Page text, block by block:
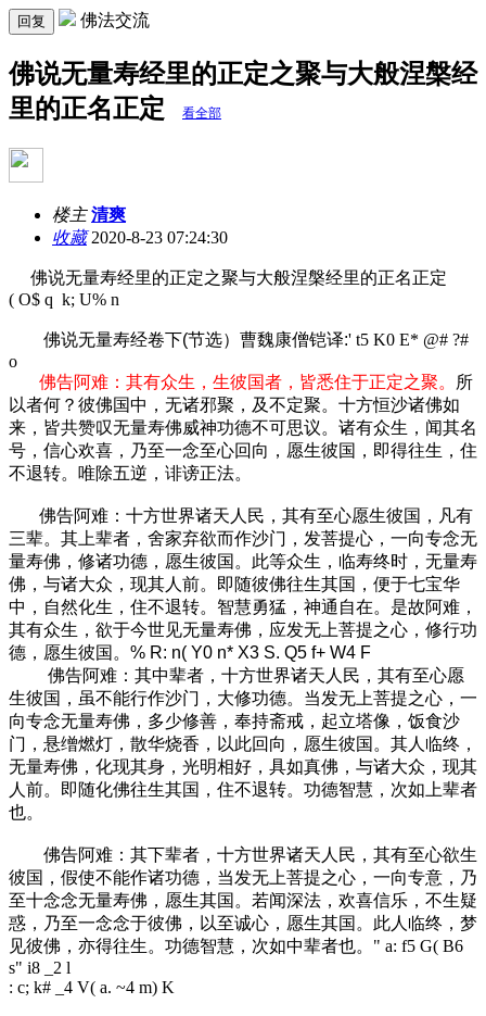
回复 佛法交流
佛说无量寿经里的正定之聚与大般涅槃经
里的正名正定
看全部
楼主 清爽
收藏2020-8-23 07:24:30
佛说无量寿经里的正定之聚与大般涅槃经里的正名正定
( O$ q k; U% n
佛说无量寿经卷下(节选）曹魏康僧铠译:' t5 K0 E* @# ?#
o
佛告阿难：其有众生，生彼国者，皆悉住于正定之聚。
所
以者何？彼佛国中，无诸邪聚，及不定聚。十方恒沙诸佛如
来，皆共赞叹无量寿佛威神功德不可思议。诸有众生，闻其名
号，信心欢喜，乃至一念至心回向，愿生彼国，即得往生，住
不退转。唯除五逆，诽谤正法。
佛告阿难：十方世界诸天人民，其有至心愿生彼国，凡有
三辈。其上辈者，舍家弃欲而作沙门，发菩提心，一向专念无
量寿佛，修诸功德，愿生彼国。此等众生，临寿终时，无量寿
佛，与诸大众，现其人前。即随彼佛往生其国，便于七宝华
中，自然化生，住不退转。智慧勇猛，神通自在。是故阿难，
其有众生，欲于今世见无量寿佛，应发无上菩提之心，修行功
德，愿生彼国。 % R: n( Y0 n* X3 S. Q5 f+ W4 F
佛告阿难：其中辈者，十方世界诸天人民，其有至心愿
生彼国，虽不能行作沙门，大修功德。当发无上菩提之心，一
向专念无量寿佛，多少修善，奉持斋戒，起立塔像，饭食沙
门，悬缯燃灯，散华烧香，以此回向，愿生彼国。其人临终，
无量寿佛，化现其身，光明相好，具如真佛，与诸大众，现其
人前。即随化佛往生其国，住不退转。功德智慧，次如上辈者
也。
佛告阿难：其下辈者，十方世界诸天人民，其有至心欲生
彼国，假使不能作诸功德，当发无上菩提之心，一向专意，乃
至十念念无量寿佛，愿生其国。若闻深法，欢喜信乐，不生疑
惑，乃至一念念于彼佛，以至诚心，愿生其国。此人临终，梦
见彼佛，亦得往生。功德智慧，次如中辈者也。 " a: f5 G( B6
s" i8 _2 l
: c; k# _4 V( a. ~4 m) K